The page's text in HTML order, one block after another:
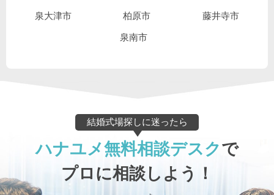
泉大津市 柏原市 藤井寺市
泉南市
結婚式場探しに迷ったら
ハナユメ無料相談デスクで
プロに相談しよう！